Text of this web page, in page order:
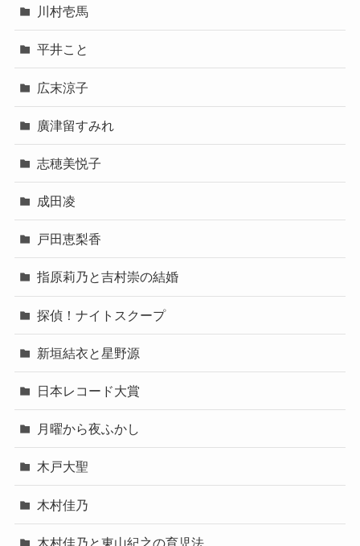
川村壱馬
平井こと
広末涼子
廣津留すみれ
志穂美悦子
成田凌
戸田恵梨香
指原莉乃と吉村崇の結婚
探偵！ナイトスクープ
新垣結衣と星野源
日本レコード大賞
月曜から夜ふかし
木戸大聖
木村佳乃
木村佳乃と東山紀之の育児法